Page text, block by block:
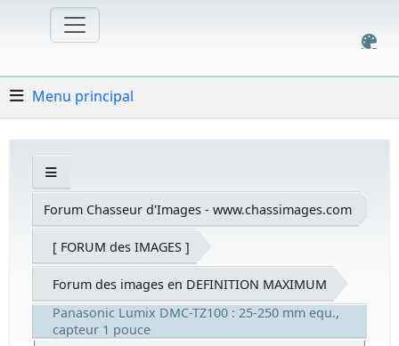
Menu principal
Forum Chasseur d'Images - www.chassimages.com
[ FORUM des IMAGES ]
Forum des images en DEFINITION MAXIMUM
Panasonic Lumix DMC-TZ100 : 25-250 mm equ.,
capteur 1 pouce